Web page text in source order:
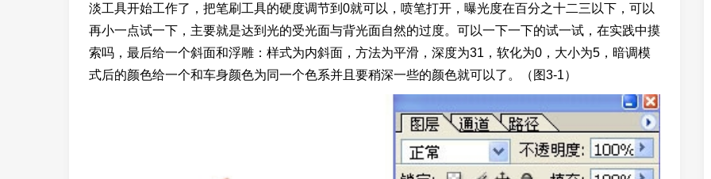
淡工具开始工作了，把笔刷工具的硬度调节到0就可以，喷笔打开，曝光度在百分之十二三以下，可以
再小一点试一下，主要就是达到光的受光面与背光面自然的过度。可以一下一下的试一试，在实践中摸
索吗，最后给一个斜面和浮雕：样式为内斜面，方法为平滑，深度为31，软化为0，大小为5，暗调模
式后的颜色给一个和车身颜色为同一个色系并且要稍深一些的颜色就可以了。（图3-1）